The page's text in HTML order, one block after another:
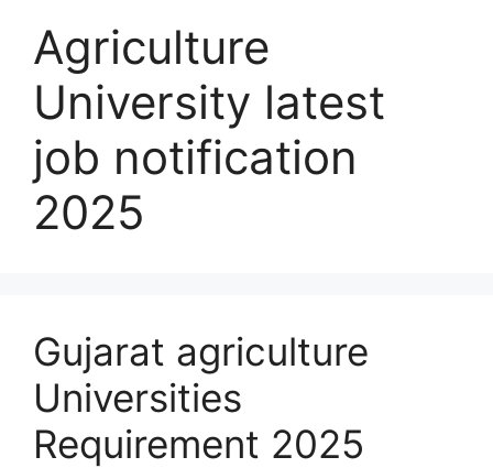
Agriculture
University latest
job notification
2025
Gujarat agriculture
Universities
Requirement 2025